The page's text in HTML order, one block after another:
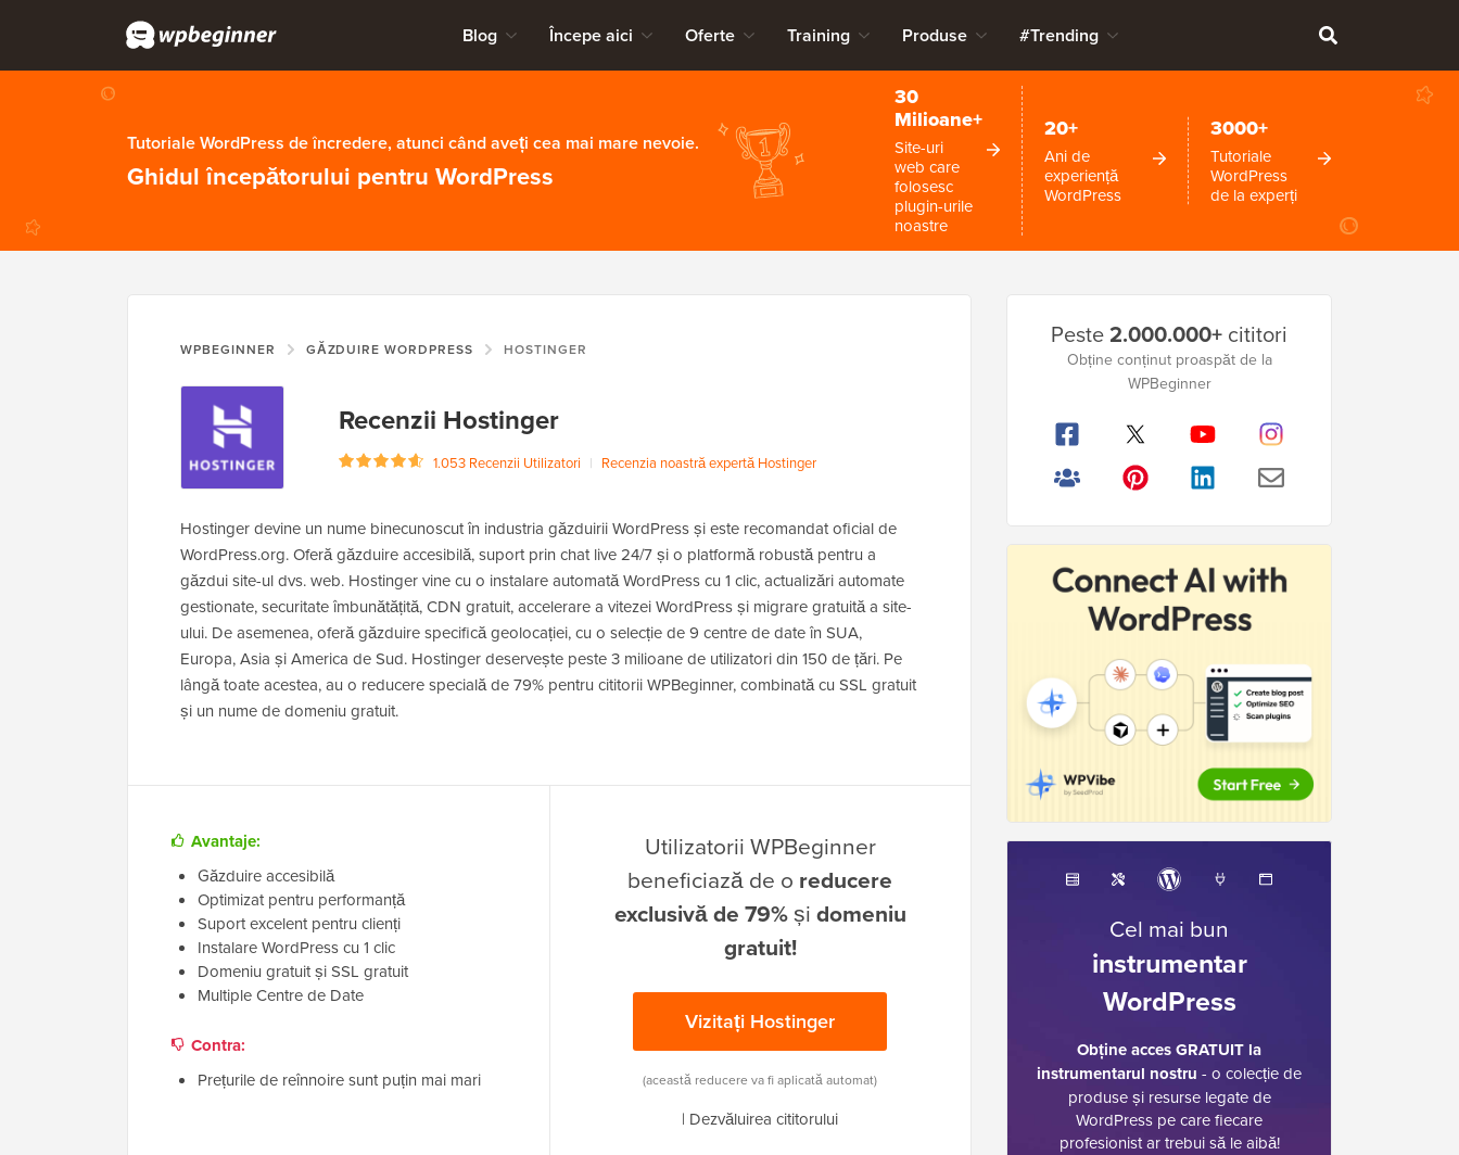
Blog Începe aici Oferte Training Produse #Trending
Tutoriale WordPress de încredere, atunci când aveți cea mai mare nevoie.
Ghidul începătorului pentru WordPress
30
Milioane+
Site-uri
web care
folosesc
plugin-urile
noastre
20+
Ani de
experiență
WordPress
3000+
Tutoriale
WordPress
de la experți
WPBEGINNER GĂZDUIRE WORDPRESS HOSTINGER
Recenzii Hostinger
1.053 Recenzii Utilizatori | Recenzia noastră expertă Hostinger
Hostinger devine un nume binecunoscut în industria găzduirii WordPress și este recomandat oficial de
WordPress.org. Oferă găzduire accesibilă, suport prin chat live 24/7 și o platformă robustă pentru a
găzdui site-ul dvs. web. Hostinger vine cu o instalare automată WordPress cu 1 clic, actualizări automate
gestionate, securitate îmbunătățită, CDN gratuit, accelerare a vitezei WordPress și migrare gratuită a site-
ului. De asemenea, oferă găzduire specifică geolocației, cu o selecție de 9 centre de date în SUA,
Europa, Asia și America de Sud. Hostinger deservește peste 3 milioane de utilizatori din 150 de țări. Pe
lângă toate acestea, au o reducere specială de 79% pentru cititorii WPBeginner, combinată cu SSL gratuit
și un nume de domeniu gratuit.
Avantaje:
Găzduire accesibilă
Optimizat pentru performanță
Suport excelent pentru clienți
Instalare WordPress cu 1 clic
Domeniu gratuit și SSL gratuit
Multiple Centre de Date
Contra:
Prețurile de reînnoire sunt puțin mai mari
Utilizatorii WPBeginner
beneficiază de o reducere
exclusivă de 79%și domeniu
gratuit!
Vizitați Hostinger
(această reducere va fi aplicată automat)
| Dezvăluirea cititorului
laterală
Peste2.000.000+ cititori
Obține conținut proaspăt de la
WPBeginner
Cel mai bun
instrumentar
WordPress
Obține acces GRATUIT la
instrumentarul nostru - o colecție de
produse și resurse legate de
WordPress pe care fiecare
profesionist ar trebui să le aibă!